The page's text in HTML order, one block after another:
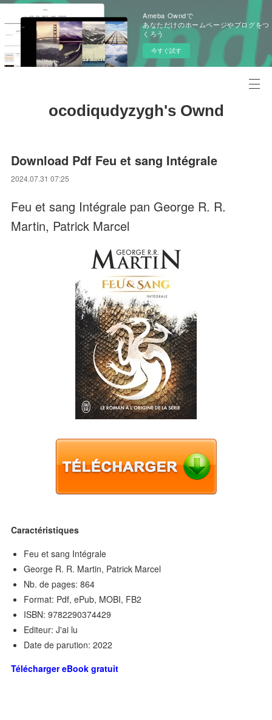
Ameba Owndで
あなただけのホームページやブログをつ
くろう
今すぐ試す
ocodiqudyzygh's Ownd
Download Pdf Feu et sang Intégrale
2024.07.31 07:25
Feu et sang Intégrale pan George R. R.
Martin, Patrick Marcel
Caractéristiques
Feu et sang Intégrale
George R. R. Martin, Patrick Marcel
Nb. de pages: 864
Format: Pdf, ePub, MOBI, FB2
ISBN: 9782290374429
Editeur: J'ai lu
Date de parution: 2022
Télécharger eBook gratuit